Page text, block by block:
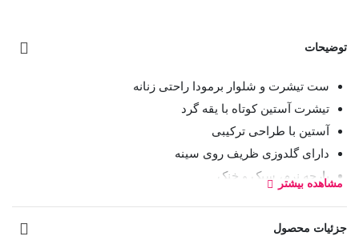
توضیحات
ست تیشرت و شلوار برمودا راحتی زنانه
تیشرت آستین کوتاه با یقه گرد
آستین با طراحی ترکیبی
دارای گلدوزی ظریف روی سینه
پارچه نرم، سبک و خنک
شلوار برمودا با کمر کشی راحت
مشاهده بیشتر
جزئیات محصول